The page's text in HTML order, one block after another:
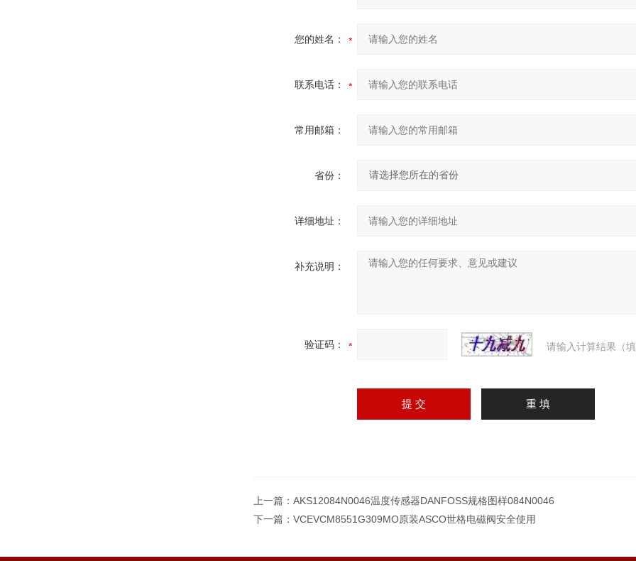
您的姓名：
联系电话：
常用邮箱：
省份：
详细地址：
补充说明：
验证码： 请输入计算结果（
上一篇： AKS12084N0046温度传感器DANFOSS规格图样084N0046
下一篇： VCEVCM8551G309MO原装ASCO世格电磁阀安全使用